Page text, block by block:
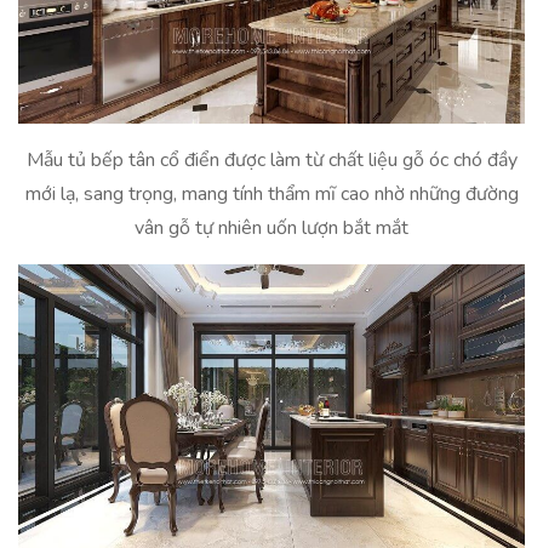
Mẫu tủ bếp tân cổ điển được làm từ chất liệu gỗ óc chó đầy
mới lạ, sang trọng, mang tính thẩm mĩ cao nhờ những đường
vân gỗ tự nhiên uốn lượn bắt mắt